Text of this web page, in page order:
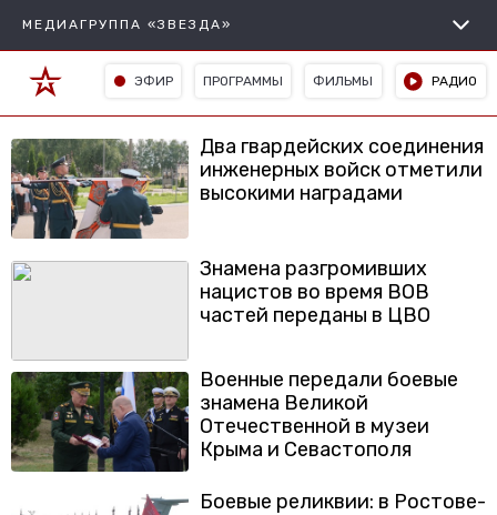
МЕДИАГРУППА «ЗВЕЗДА»
ЭФИР ПРОГРАММЫ ФИЛЬМЫ РАДИО
Два гвардейских соединения
инженерных войск отметили
высокими наградами
Знамена разгромивших
нацистов во время ВОВ
частей переданы в ЦВО
Военные передали боевые
знамена Великой
Отечественной в музеи
Крыма и Севастополя
Боевые реликвии: в Ростове-